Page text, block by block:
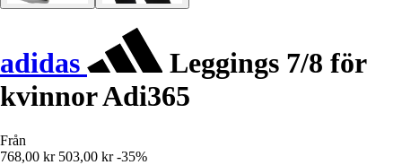
adidas
Leggings 7/8 för
kvinnor Adi365
Från
768,00 kr 503,00 kr -35%